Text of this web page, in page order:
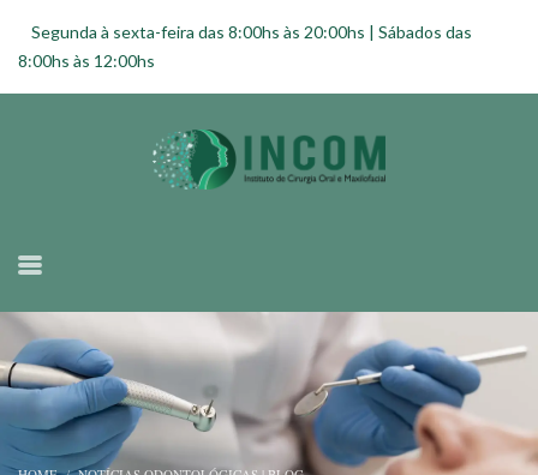
Segunda à sexta-feira das 8:00hs às 20:00hs | Sábados das
8:00hs às 12:00hs